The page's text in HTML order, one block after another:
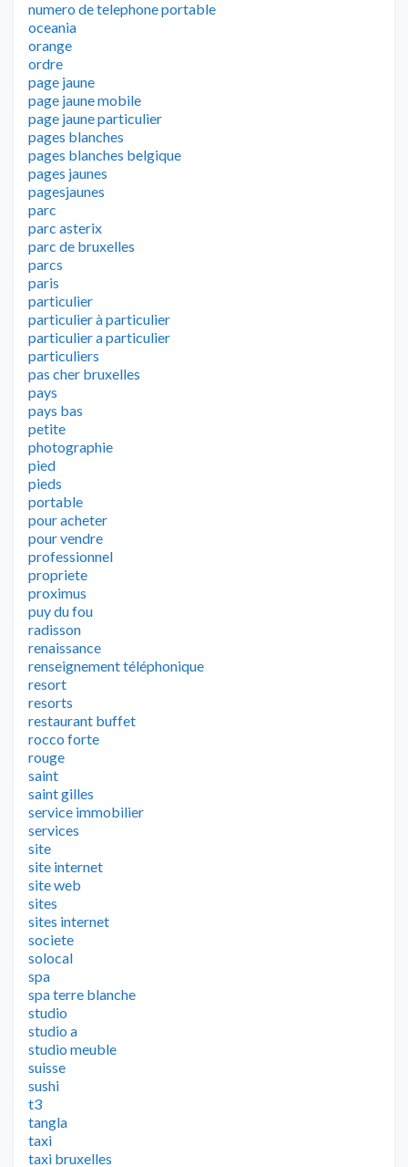
numero de telephone portable
oceania
orange
ordre
page jaune
page jaune mobile
page jaune particulier
pages blanches
pages blanches belgique
pages jaunes
pagesjaunes
parc
parc asterix
parc de bruxelles
parcs
paris
particulier
particulier à particulier
particulier a particulier
particuliers
pas cher bruxelles
pays
pays bas
petite
photographie
pied
pieds
portable
pour acheter
pour vendre
professionnel
propriete
proximus
puy du fou
radisson
renaissance
renseignement téléphonique
resort
resorts
restaurant buffet
rocco forte
rouge
saint
saint gilles
service immobilier
services
site
site internet
site web
sites
sites internet
societe
solocal
spa
spa terre blanche
studio
studio a
studio meuble
suisse
sushi
t3
tangla
taxi
taxi bruxelles